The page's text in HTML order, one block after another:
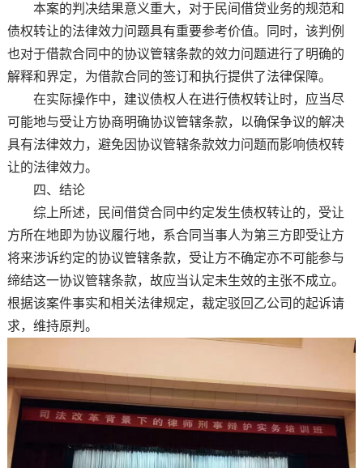
本案的判决结果意义重大，对于民间借贷业务的规范和
债权转让的法律效力问题具有重要参考价值。同时，该判例
也对于借款合同中的协议管辖条款的效力问题进行了明确的
解释和界定，为借款合同的签订和执行提供了法律保障。
在实际操作中，建议债权人在进行债权转让时，应当尽
可能地与受让方协商明确协议管辖条款，以确保争议的解决
具有法律效力，避免因协议管辖条款效力问题而影响债权转
让的法律效力。
四、结论
综上所述，民间借贷合同中约定发生债权转让的，受让
方所在地即为协议履行地，系合同当事人为第三方即受让方
将来涉诉约定的协议管辖条款，受让方不确定亦不可能参与
缔结这一协议管辖条款，故应当认定未生效的主张不成立。
根据该案件事实和相关法律规定，裁定驳回乙公司的起诉请
求，维持原判。